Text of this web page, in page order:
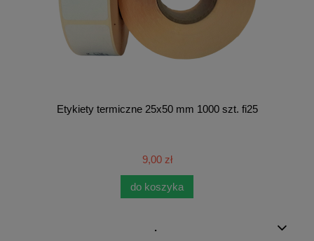
Etykiety termiczne 25x50 mm 1000 szt. fi25
9,00 zł
do koszyka
.